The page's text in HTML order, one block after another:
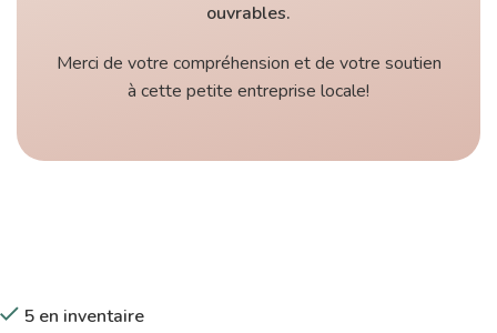
ouvrables.
Merci de votre compréhension et de votre soutien
à cette petite entreprise locale!
5 en inventaire